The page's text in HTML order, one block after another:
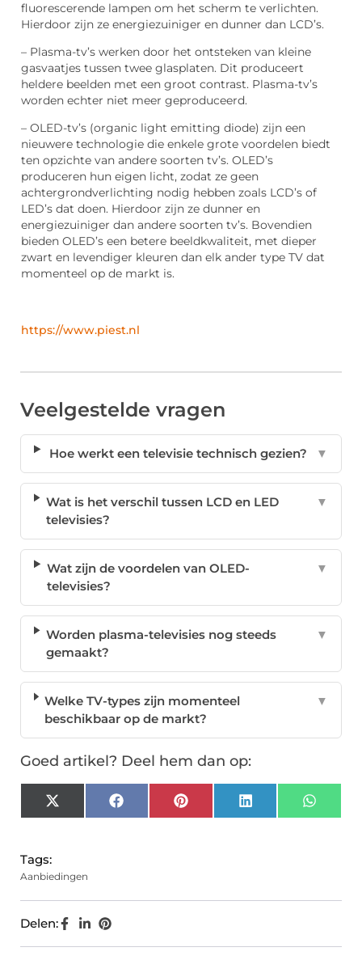
fluorescerende lampen om het scherm te verlichten.
Hierdoor zijn ze energiezuiniger en dunner dan LCD’s.
– Plasma-tv’s werken door het ontsteken van kleine
gasvaatjes tussen twee glasplaten. Dit produceert
heldere beelden met een groot contrast. Plasma-tv’s
worden echter niet meer geproduceerd.
– OLED-tv’s (organic light emitting diode) zijn een
nieuwere technologie die enkele grote voordelen biedt
ten opzichte van andere soorten tv’s. OLED’s
produceren hun eigen licht, zodat ze geen
achtergrondverlichting nodig hebben zoals LCD’s of
LED’s dat doen. Hierdoor zijn ze dunner en
energiezuiniger dan andere soorten tv’s. Bovendien
bieden OLED’s een betere beeldkwaliteit, met dieper
zwart en levendiger kleuren dan elk ander type TV dat
momenteel op de markt is.
https://www.piest.nl
Veelgestelde vragen
Hoe werkt een televisie technisch gezien? ▼
Wat is het verschil tussen LCD en LED
televisies?
▼
Wat zijn de voordelen van OLED-
televisies?
▼
Worden plasma-televisies nog steeds
gemaakt?
▼
Welke TV-types zijn momenteel
beschikbaar op de markt?
▼
Goed artikel? Deel hem dan op:
X
(Twitter)
FacebookPinterest LinkedIn
Tags:
Aanbiedingen
Delen: